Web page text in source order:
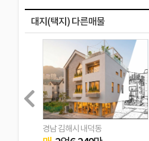
대지(택지) 다른매물
경남 김해시 내덕동